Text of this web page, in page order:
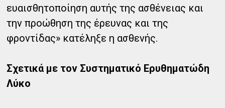
ευαισθητοποίηση αυτής της ασθένειας και
την προώθηση της έρευνας και της
φροντίδας» κατέληξε η ασθενής.
Σχετικά με τον Συστηματικό Ερυθηματώδη
Λύκο